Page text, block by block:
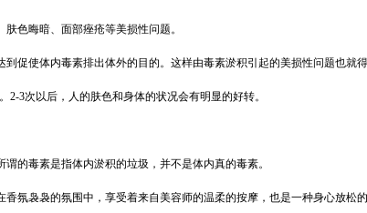
色晦暗、面部痤疮等美损性问题。
使体内毒素排出体外的目的。这样由毒素淤积引起的美损性问题也就得
3次以后，人的肤色和身体的状况会有明显的好转。
毒素是指体内淤积的垃圾，并不是体内真的毒素。
袅袅的氛围中，享受着来自美容师的温柔的按摩，也是一种身心放松